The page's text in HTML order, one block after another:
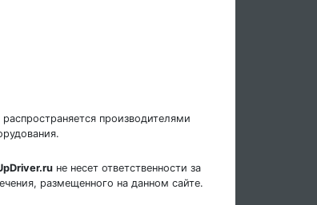
производителями
не несет ответственности за
размещенного на данном сайте.